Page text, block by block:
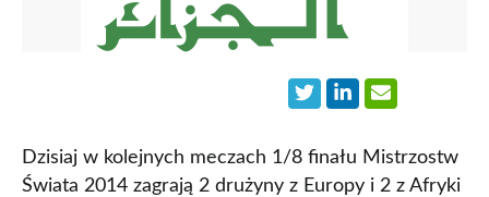
Dzisiaj w kolejnych meczach 1/8 finału Mistrzostw
Świata 2014 zagrają 2 drużyny z Europy i 2 z Afryki